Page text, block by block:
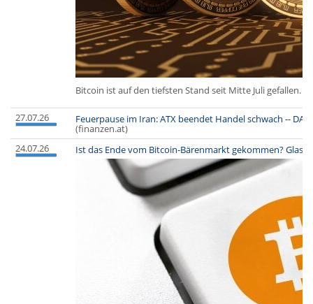
Bitcoin ist auf den tiefsten Stand seit Mitte Juli gefallen.
27.07.26 Feuerpause im Iran: ATX beendet Handel schwach --
(finanzen.at)
24.07.26
Ist das Ende vom Bitcoin-Bärenmarkt gekommen?